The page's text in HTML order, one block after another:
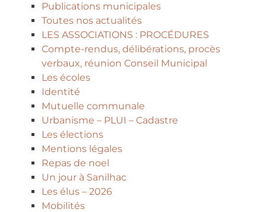
Publications municipales
Toutes nos actualités
LES ASSOCIATIONS : PROCÉDURES
Compte-rendus, délibérations, procès
verbaux, réunion Conseil Municipal
Les écoles
Identité
Mutuelle communale
Urbanisme – PLUI – Cadastre
Les élections
Mentions légales
Repas de noel
Un jour à Sanilhac
Les élus – 2026
Mobilités